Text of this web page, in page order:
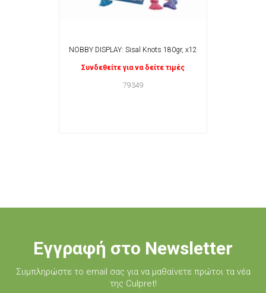
NOBBY DISPLAY: Sisal Knots 180gr, x12
Συνδεθείτε για να δείτε τιμές
79349
Εγγραφή στο Newsletter
Συμπληρώστε τo email σας για να μαθαίνετε πρώτοι τα νέα
της Culpret!